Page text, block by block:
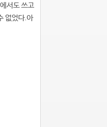
서도 쓰고
없었다.아